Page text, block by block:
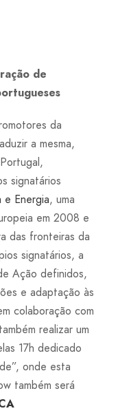
de
da
a mesma,
signatários
Energia, uma
em 2008 e
das fronteiras da
signatários, a
Ação definidos,
e adaptação às
colaboração com
realizar um
17h dedicado
onde esta
também será